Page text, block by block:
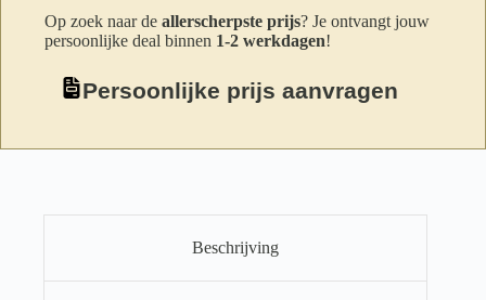
Op zoek naar de allerscherpste prijs? Je ontvangt jouw
persoonlijke deal binnen 1-2 werkdagen!
Persoonlijke prijs aanvragen
Beschrijving